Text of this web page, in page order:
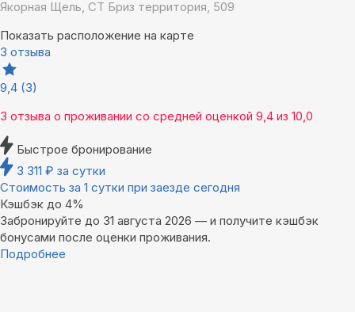
Якорная Щель, СТ Бриз территория, 509
Показать расположение на карте
3 отзыва
9,4 (3)
3 отзыва о проживании со средней оценкой 9,4 из 10,0
Быстрое бронирование
3 311 ₽ за сутки
Стоимость за 1 сутки при заезде сегодня
Кэшбэк до 4%
Забронируйте до 31 августа 2026 — и получите кэшбэк
бонусами после оценки проживания.
Подробнее